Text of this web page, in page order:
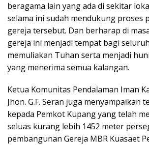
beragama lain yang ada di sekitar
selama ini sudah mendukung proses
gereja tersebut. Dan berharap di
gereja ini menjadi tempat bagi
memuliakan Tuhan serta menjadi
yang menerima semua kalangan.
Ketua Komunitas Pendalaman Iman
Jhon. G.F. Seran juga menyampaikan
kepada Pemkot Kupang yang telah
seluas kurang lebih 1452 meter
pembangunan Gereja MBR Kuasaet